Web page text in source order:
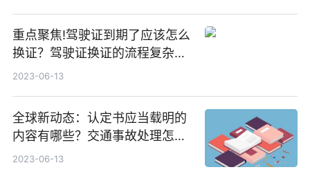
重点聚焦!驾驶证到期了应该怎么
换证？驾驶证换证的流程复杂
吗？
2023-06-13
全球新动态：认定书应当载明的
内容有哪些？交通事故处理怎么
认定？
2023-06-13